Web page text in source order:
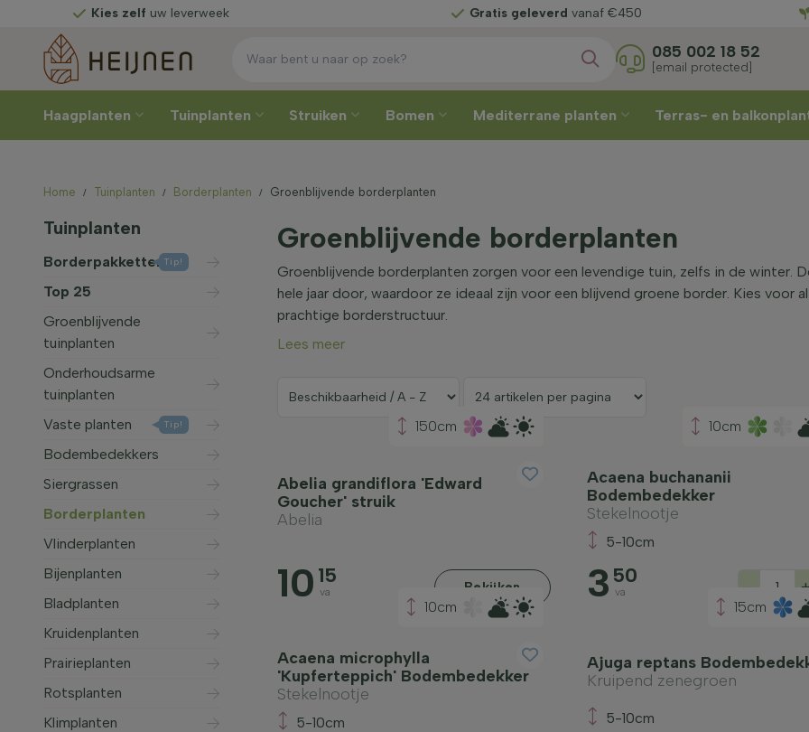
Kies zelf Gratis geleverd
085 002 18 52
[email protected]
Haagplanten Tuinplanten Struiken Bomen Mediterrane planten Terras- en
Home Tuinplanten Borderplanten Groenblijvende borderplanten
Tuinplanten
Borderpakketten Tip!
Top 25
Groenblijvende
tuinplanten
Onderhoudsarme
tuinplanten
Vaste planten
Tip!
Bodembedekkers
Siergrassen
Borderplanten
Vlinderplanten
Bijenplanten
Bladplanten
Kruidenplanten
Prairieplanten
Rotsplanten
Klimplanten
Groenblijvende borderplanten
Groenblijvende borderplanten zorgen voor een levendige tuin, zelfs in de winter.
hele jaar door, waardoor ze ideaal zijn voor een blijvend groene border. Kies voor
prachtige borderstructuur.
Lees meer
150cm
Abelia grandiflora 'Edward
Goucher' struik
Abelia
10 15
va Bekijken
10cm
Acaena buchananii
Bodembedekker
Stekelnootje
5-10cm
3 50
va -
10cm
Acaena microphylla
'Kupferteppich' Bodembedekker
Stekelnootje
5-10cm
15cm
Ajuga reptans
Kruipend zenegroen
5-10cm